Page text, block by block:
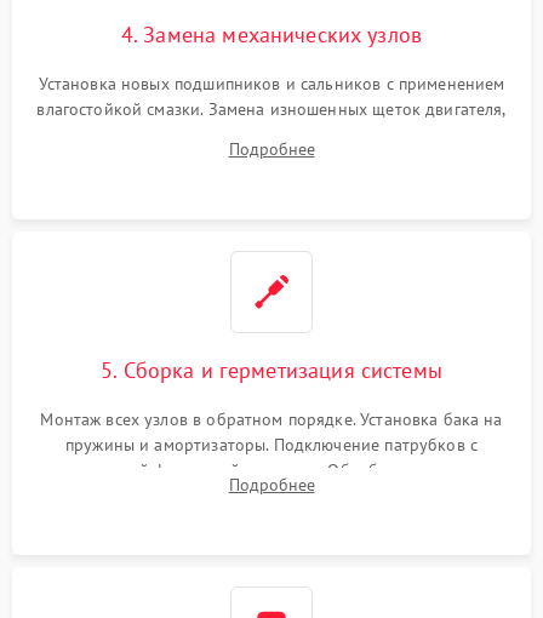
4. Замена механических узлов
Установка новых подшипников и сальников с применением
влагостойкой смазки. Замена изношенных щеток двигателя,
или поврежденной резиновой манжеты.
Подробнее
5. Сборка и герметизация системы
Монтаж всех узлов в обратном порядке. Установка бака на
пружины и амортизаторы. Подключение патрубков с
надежной фиксацией хомутами. Обработка стыков
герметиком для предотвращения возможных протечек воды.
Подробнее